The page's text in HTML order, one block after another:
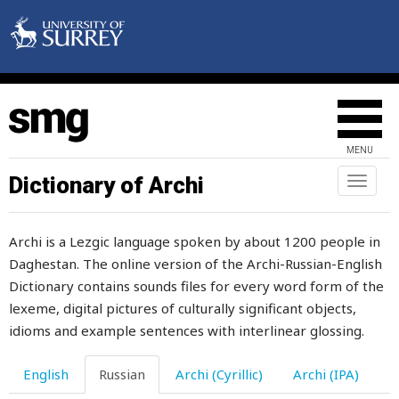
MENU
Toggle
Dictionary of Archi
Archi is a Lezgic language spoken by about 1200 people in
Daghestan. The online version of the Archi-Russian-English
Dictionary contains sounds files for every word form of the
lexeme, digital pictures of culturally significant objects,
idioms and example sentences with interlinear glossing.
English Russian Archi (Cyrillic) Archi (IPA)
брынза
бубен
бублик
бубнить
бубны
бугай
бугорок